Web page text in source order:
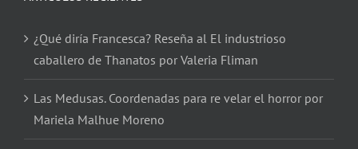
¿Qué diría Francesca? Reseña al El industrioso
caballero de Thanatos por Valeria Fliman
Las Medusas. Coordenadas para re velar el horror por
Mariela Malhue Moreno